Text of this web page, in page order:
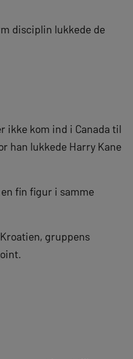
disciplin lukkede de
ikke kom ind i Canada til
han lukkede Harry Kane
fin figur i samme
gruppens